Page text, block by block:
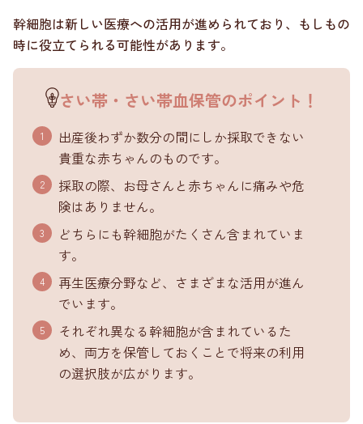
幹細胞は新しい医療への活用が進められており、もしもの
時に役立てられる可能性があります。
さい帯・さい帯血保管のポイント！
出産後わずか数分の間にしか採取できない
貴重な赤ちゃんのものです。
採取の際、お母さんと赤ちゃんに痛みや危
険はありません。
どちらにも幹細胞がたくさん含まれていま
す。
再生医療分野など、さまざまな活用が進ん
でいます。
それぞれ異なる幹細胞が含まれているた
め、両方を保管しておくことで将来の利用
の選択肢が広がります。